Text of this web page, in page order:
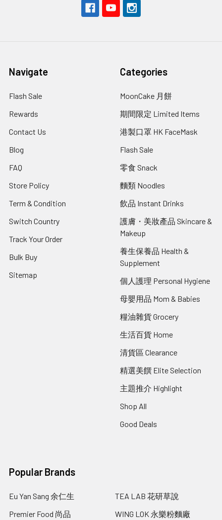
Navigate
Flash Sale
Rewards
Contact Us
Blog
FAQ
Store Policy
Term & Condition
Switch Country
Track Your Order
Bulk Buy
Sitemap
Categories
MoonCake 月餅
期間限定 Limited Items
港製口罩 HK FaceMask
Flash Sale
零食 Snack
麵類 Noodles
飲品 Instant Drinks
護膚・美妝產品 Skincare &
Makeup
養生保養品 Health &
Supplement
個人護理 Personal Hygiene
母嬰用品 Mom & Babies
糧油雜貨 Grocery
生活百貨 Home
清貨區 Clearance
精選美饌 Elite Selection
主題推介 Highlight
Shop All
Good Deals
Popular Brands
Eu Yan Sang 余仁生
Premier Food 尚品
TEA LAB 花研草說
WING LOK 永樂粉麵廠